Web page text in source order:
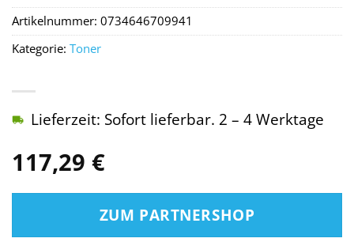
117,29 €
Lieferzeit: Sofort lieferbar. 2 – 4 Werktage
ZUM PARTNERSHOP
Artikelnummer: 0734646709941
Kategorie: Toner